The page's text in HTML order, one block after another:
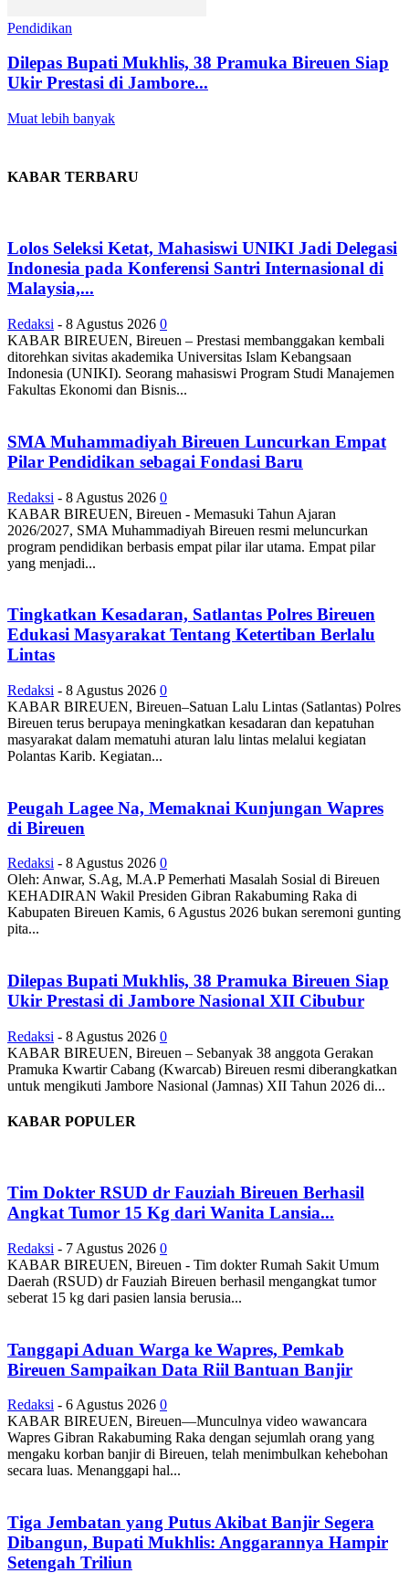
Pendidikan
Dilepas Bupati Mukhlis, 38 Pramuka Bireuen Siap
Ukir Prestasi di Jambore...
Muat lebih banyak
KABAR TERBARU
Lolos Seleksi Ketat, Mahasiswi UNIKI Jadi Delegasi
Indonesia pada Konferensi Santri Internasional di
Malaysia,...
Redaksi - 8 Agustus 2026 0
KABAR BIREUEN, Bireuen – Prestasi membanggakan kembali
ditorehkan sivitas akademika Universitas Islam Kebangsaan
Indonesia (UNIKI). Seorang mahasiswi Program Studi Manajemen
Fakultas Ekonomi dan Bisnis...
SMA Muhammadiyah Bireuen Luncurkan Empat
Pilar Pendidikan sebagai Fondasi Baru
Redaksi - 8 Agustus 2026 0
KABAR BIREUEN, Bireuen - Memasuki Tahun Ajaran
2026/2027, SMA Muhammadiyah Bireuen resmi meluncurkan
program pendidikan berbasis empat pilar ilar utama. Empat pilar
yang menjadi...
Tingkatkan Kesadaran, Satlantas Polres Bireuen
Edukasi Masyarakat Tentang Ketertiban Berlalu
Lintas
Redaksi - 8 Agustus 2026 0
KABAR BIREUEN, Bireuen–Satuan Lalu Lintas (Satlantas) Polres
Bireuen terus berupaya meningkatkan kesadaran dan kepatuhan
masyarakat dalam mematuhi aturan lalu lintas melalui kegiatan
Polantas Karib. Kegiatan...
Peugah Lagee Na, Memaknai Kunjungan Wapres
di Bireuen
Redaksi - 8 Agustus 2026 0
Oleh: Anwar, S.Ag, M.A.P Pemerhati Masalah Sosial di Bireuen
KEHADIRAN Wakil Presiden Gibran Rakabuming Raka di
Kabupaten Bireuen Kamis, 6 Agustus 2026 bukan seremoni gunting
pita...
Dilepas Bupati Mukhlis, 38 Pramuka Bireuen Siap
Ukir Prestasi di Jambore Nasional XII Cibubur
Redaksi - 8 Agustus 2026 0
KABAR BIREUEN, Bireuen – Sebanyak 38 anggota Gerakan
Pramuka Kwartir Cabang (Kwarcab) Bireuen resmi diberangkatkan
untuk mengikuti Jambore Nasional (Jamnas) XII Tahun 2026 di...
KABAR POPULER
Tim Dokter RSUD dr Fauziah Bireuen Berhasil
Angkat Tumor 15 Kg dari Wanita Lansia...
Redaksi - 7 Agustus 2026 0
KABAR BIREUEN, Bireuen - Tim dokter Rumah Sakit Umum
Daerah (RSUD) dr Fauziah Bireuen berhasil mengangkat tumor
seberat 15 kg dari pasien lansia berusia...
Tanggapi Aduan Warga ke Wapres, Pemkab
Bireuen Sampaikan Data Riil Bantuan Banjir
Redaksi - 6 Agustus 2026 0
KABAR BIREUEN, Bireuen—Munculnya video wawancara
Wapres Gibran Rakabuming Raka dengan sejumlah orang yang
mengaku korban banjir di Bireuen, telah menimbulkan kehebohan
secara luas. Menanggapi hal...
Tiga Jembatan yang Putus Akibat Banjir Segera
Dibangun, Bupati Mukhlis: Anggarannya Hampir
Setengah Triliun